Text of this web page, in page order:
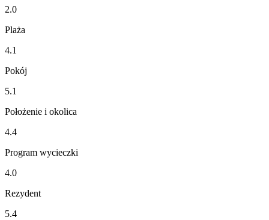
2.0
Plaża
4.1
Pokój
5.1
Położenie i okolica
4.4
Program wycieczki
4.0
Rezydent
5.4